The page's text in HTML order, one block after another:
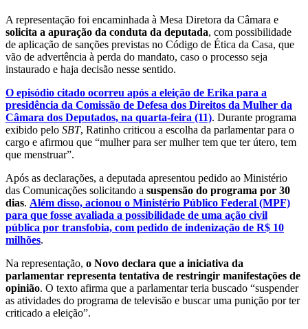
A representação foi encaminhada à Mesa Diretora da Câmara e
solicita a apuração da conduta da deputada, com possibilidade
de aplicação de sanções previstas no Código de Ética da Casa, que
vão de advertência à perda do mandato, caso o processo seja
instaurado e haja decisão nesse sentido.
O episódio citado ocorreu após a eleição de Erika para a
presidência da Comissão de Defesa dos Direitos da Mulher da
Câmara dos Deputados, na quarta-feira (11). Durante programa
exibido pelo SBT, Ratinho criticou a escolha da parlamentar para o
cargo e afirmou que “mulher para ser mulher tem que ter útero, tem
que menstruar”.
Após as declarações, a deputada apresentou pedido ao Ministério
das Comunicações solicitando a suspensão do programa por 30
dias. Além disso, acionou o Ministério Público Federal (MPF)
para que fosse avaliada a possibilidade de uma ação civil
pública por transfobia, com pedido de indenização de R$ 10
milhões.
Na representação, o Novo declara que a iniciativa da
parlamentar representa tentativa de restringir manifestações de
opinião. O texto afirma que a parlamentar teria buscado “suspender
as atividades do programa de televisão e buscar uma punição por ter
criticado a eleição”.